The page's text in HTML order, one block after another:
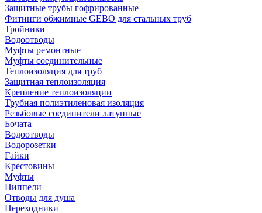
Защитные трубы гофрированные
Фитинги обжимные GEBO для стальных труб
Тройники
Водоотводы
Муфты ремонтные
Муфты соединительные
Теплоизоляция для труб
Защитная теплоизоляция
Крепление теплоизоляции
Трубная полиэтиленовая изоляция
Резьбовые соединители латунные
Бочата
Водоотводы
Водорозетки
Гайки
Крестовины
Муфты
Ниппели
Отводы для душа
Переходники